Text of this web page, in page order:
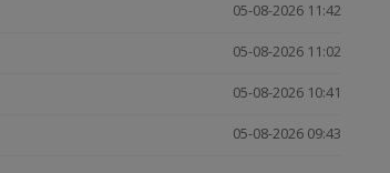
05-08-2026 11:42
05-08-2026 11:02
05-08-2026 10:41
05-08-2026 09:43